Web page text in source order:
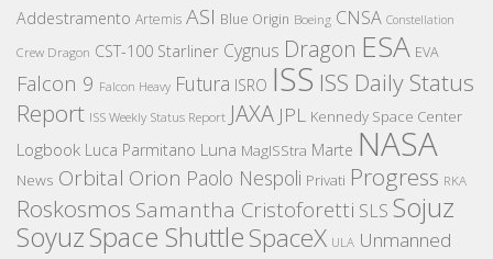
Addestramento Artemis ASI Blue Origin Boeing CNSA Constellation
Crew Dragon CST-100 Starliner Cygnus Dragon ESA EVA
Falcon 9 Falcon Heavy Futura ISRO ISS ISS Daily Status
Report ISS Weekly Status Report JAXA JPL Kennedy Space Center
Logbook Luca Parmitano Luna MagISStra Marte NASA
News Orbital Orion Paolo Nespoli Privati Progress RKA
Roskosmos Samantha Cristoforetti SLS Sojuz
SoyuzSpace ShuttleSpaceX ULA Unmanned